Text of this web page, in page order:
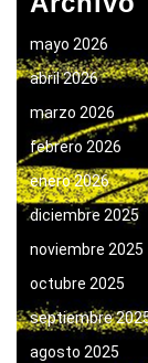
mayo 2026
abril 2026
marzo 2026
febrero 2026
enero 2026
diciembre 2025
noviembre 2025
octubre 2025
septiembre
agosto 2025